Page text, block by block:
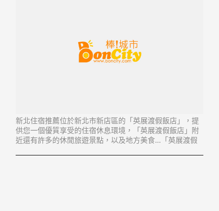
新北住宿推薦位於新北市新店區的「英展渡假飯店」，提
供您一個優質享受的住宿休息環境，「英展渡假飯店」附
近還有許多的休閒旅遊景點，以及地方美食...「英展渡假